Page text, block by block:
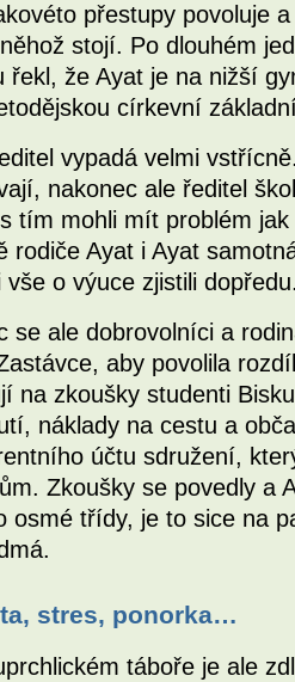
přestupy povoluje
stojí. Po dlouhém
řekl, že Ayat je na nižší
církevní
vypadá velmi
nakonec ale ředitel
tím mohli mít problém
rodiče Ayat i Ayat
vše o výuce zjistili
se ale dobrovolníci a
aby povolila
na zkoušky studenti
náklady na cestu a
účtu sdružení,
Zkoušky se povedly a
osmé třídy, je to sice na
stres, ponorka…
táboře je ale